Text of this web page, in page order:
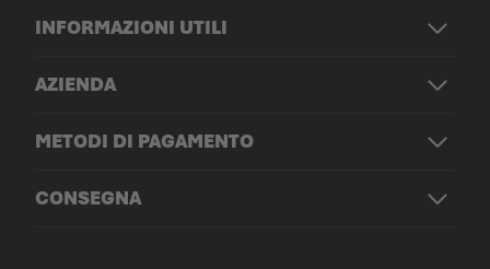
INFORMAZIONI UTILI
AZIENDA
METODI DI PAGAMENTO
CONSEGNA